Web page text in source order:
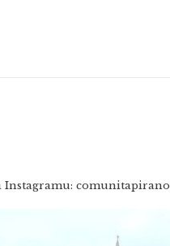
Instagramu: comunitapirano